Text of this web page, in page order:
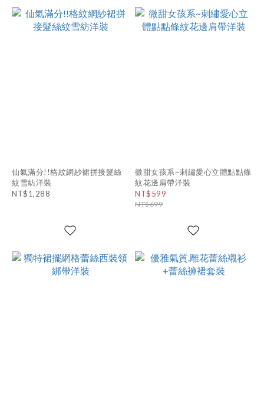
仙氣滿分!!格紋網紗裙拼接髮絲
紋雪紡洋裝
NT$1,288
微甜女孩系~刺繡愛心立體點點條
紋花邊肩帶洋裝
NT$599
NT$699